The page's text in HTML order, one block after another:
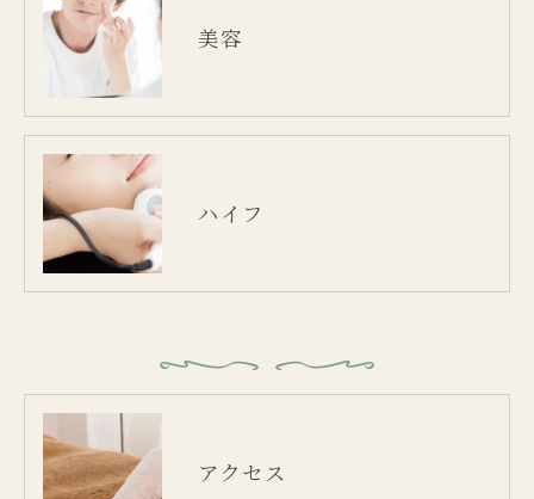
美容
ハイフ
アクセス